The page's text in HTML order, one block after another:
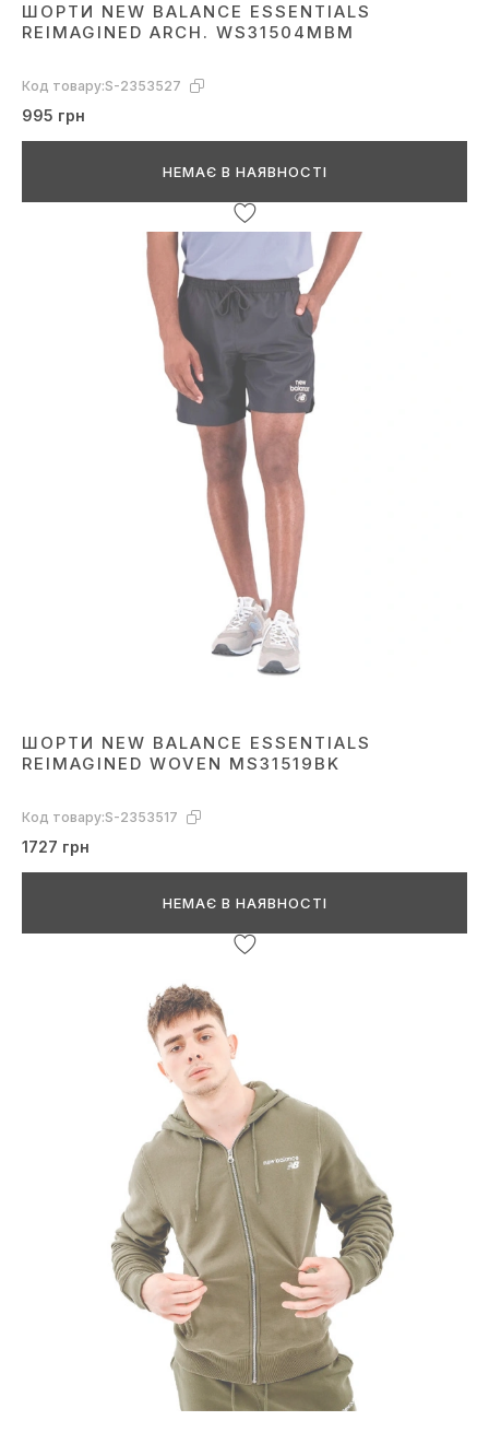
ШОРТИ NEW BALANCE ESSENTIALS
REIMAGINED ARCH. WS31504MBM
Код товару:S-2353527
995 грн
НЕМАЄ В НАЯВНОСТІ
ШОРТИ NEW BALANCE ESSENTIALS
REIMAGINED WOVEN MS31519BK
Код товару:S-2353517
1727 грн
НЕМАЄ В НАЯВНОСТІ